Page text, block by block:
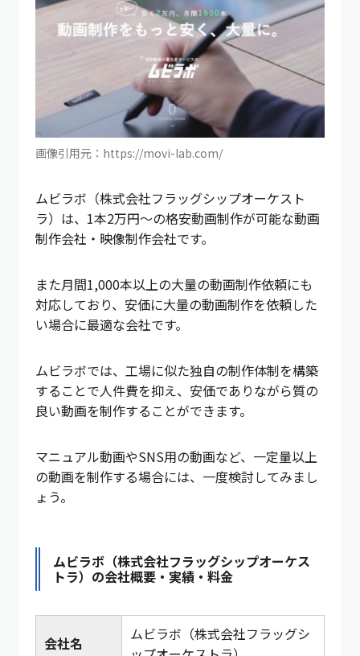
画像引用元：https://movi-lab.com/
ムビラボ（株式会社フラッグシップオーケスト
ラ）は、1本2万円〜の格安動画制作が可能な動画
制作会社・映像制作会社です。
また月間1,000本以上の大量の動画制作依頼にも
対応しており、安価に大量の動画制作を依頼した
い場合に最適な会社です。
ムビラボでは、工場に似た独自の制作体制を構築
することで人件費を抑え、安価でありながら質の
良い動画を制作することができます。
マニュアル動画やSNS用の動画など、一定量以上
の動画を制作する場合には、一度検討してみまし
ょう。
ムビラボ（株式会社フラッグシップオーケス
トラ）の会社概要・実績・料金
会社名
ムビラボ（株式会社フラッグシ